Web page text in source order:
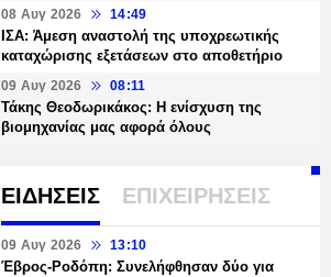
08 Αυγ 2026 14:49
ΙΣΑ: Άμεση αναστολή της υποχρεωτικής
καταχώρισης εξετάσεων στο αποθετήριο
09 Αυγ 2026 08:11
Τάκης Θεοδωρικάκος: Η ενίσχυση της
βιομηχανίας μας αφορά όλους
ΕΙΔΗΣΕΙΣ ΕΠΙΧΕΙΡΗΣΕΙΣ
09 Αυγ 2026 13:10
Έβρος-Ροδόπη: Συνελήφθησαν δύο για